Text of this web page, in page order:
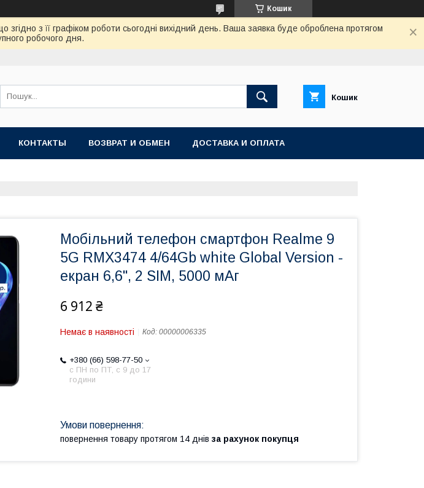
Кошик
з її графіком роботи сьогодні вихідний день. Ваша заявка буде оброблена протягом
робочого дня.
Кошик
КОНТАКТЫ ВОЗВРАТ И ОБМЕН ДОСТАВКА И ОПЛАТА
Мобільний телефон смартфон Realme 9
5G RMX3474 4/64Gb white Global Version -
екран 6,6'', 2 SIM, 5000 мАг
6 912 ₴
Немає в наявності Код: 00000006335
+380 (66) 598-77-50
с ПН по ПТ, с 9 до 17
години
повернення товару протягом 14 днів за рахунок покупця